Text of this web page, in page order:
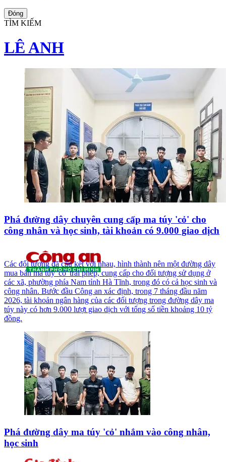
Đóng
TÌM KIẾM
LÊ ANH
Phá đường dây chuyên cung cấp ma túy 'cỏ' cho
công nhân và học sinh, tài khoản có 9.000 giao dịch
Các đối tượng đã cấu kết với nhau, hình thành nên một đường dây
mua bán ma túy 'cỏ' trái phép, cung cấp cho đối tượng sử dụng ở
các xã, phường phía Nam tỉnh Hà Tĩnh, trong đó có cả học sinh và
công nhân. Bước đầu Công an xác định, trong 7 tháng đầu năm
2026, tài khoản ngân hàng của các đối tượng trong đường dây ma
túy này có hơn 9.000 lượt giao dịch với tổng số tiền khoảng 10 tỷ
đồng.
Phá đường dây ma túy 'cỏ' nhắm vào công nhân,
học sinh